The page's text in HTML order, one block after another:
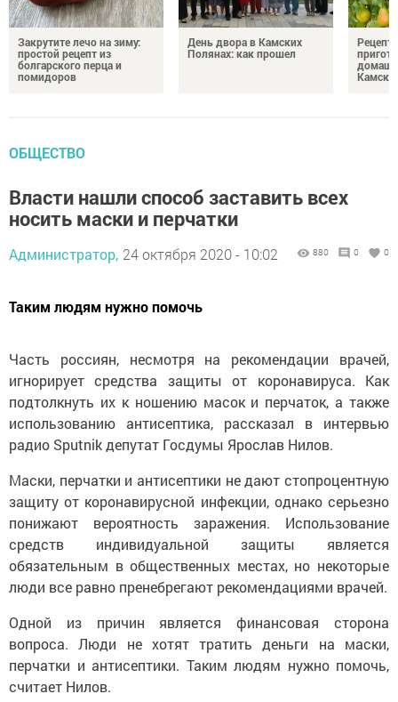
Закрутите лечо на зиму:
простой рецепт из
болгарского перца и
помидоров
День двора в Камских
Полянах: как прошел
ОБЩЕСТВО
Власти нашли способ заставить всех
носить маски и перчатки
Администратор, 24 октября 2020 - 10:02 880 0 0
Таким людям нужно помочь
Часть россиян, несмотря на рекомендации врачей,
игнорирует средства защиты от коронавируса. Как
подтолкнуть их к ношению масок и перчаток, а также
использованию антисептика, рассказал в интервью
радио Sputnik депутат Госдумы Ярослав Нилов.
Маски, перчатки и антисептики не дают стопроцентную
защиту от коронавирусной инфекции, однако серьезно
понижают вероятность заражения. Использование
средств индивидуальной защиты является
обязательным в общественных местах, но некоторые
люди все равно пренебрегают рекомендациями врачей.
Одной из причин является финансовая сторона
вопроса. Люди не хотят тратить деньги на маски,
перчатки и антисептики. Таким людям нужно помочь,
считает Нилов.